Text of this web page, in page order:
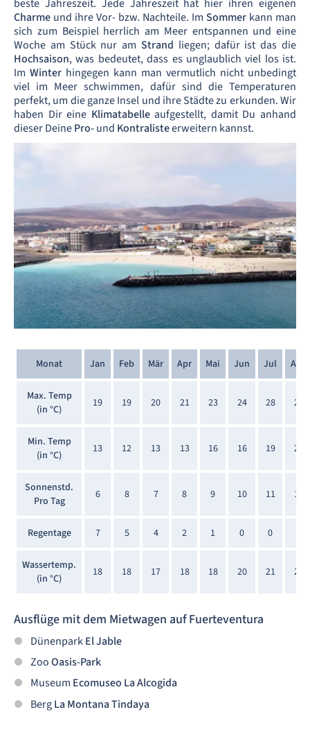
beste Jahreszeit. Jede Jahreszeit hat hier ihren eigenen
Charme und ihre Vor- bzw. Nachteile. Im Sommer kann man
sich zum Beispiel herrlich am Meer entspannen und eine
Woche am Stück nur am Strand liegen; dafür ist das die
Hochsaison, was bedeutet, dass es unglaublich viel los ist.
Im Winter hingegen kann man vermutlich nicht unbedingt
viel im Meer schwimmen, dafür sind die Temperaturen
perfekt, um die ganze Insel und ihre Städte zu erkunden. Wir
haben Dir eine Klimatabelleaufgestellt, damit Du anhand
dieser DeinePro-und Kontralisteerweitern kannst.
Monat Jan Feb Mär Apr Mai Jun Jul Aug
Max. Temp
(in °C)
19 19 20 21 23 24 28 27
Min. Temp
(in °C)
13 12 13 13 16 16 19 20
Sonnenstd.
Pro Tag
6 8 7 8 9 10 11 11
Regentage 7 5 4 2 1 0 0
Wassertemp.
(in °C)
18 18 17 18 18 20 21 22
Ausflüge mit dem Mietwagen auf Fuerteventura
DünenparkEl Jable
ZooOasis-Park
Museum Ecomuseo La Alcogida
BergLa Montana Tindaya